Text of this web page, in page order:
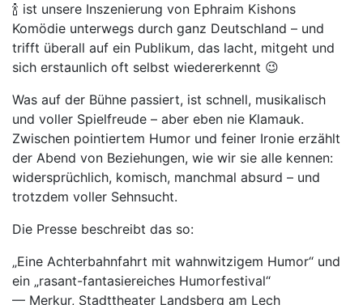
🍾 ist unsere Inszenierung von Ephraim Kishons
Komödie unterwegs durch ganz Deutschland – und
trifft überall auf ein Publikum, das lacht, mitgeht und
sich erstaunlich oft selbst wiedererkennt 😉
Was auf der Bühne passiert, ist schnell, musikalisch
und voller Spielfreude – aber eben nie Klamauk.
Zwischen pointiertem Humor und feiner Ironie erzählt
der Abend von Beziehungen, wie wir sie alle kennen:
widersprüchlich, komisch, manchmal absurd – und
trotzdem voller Sehnsucht.
Die Presse beschreibt das so:
„Eine Achterbahnfahrt mit wahnwitzigem Humor“ und
ein „rasant-fantasiereiches Humorfestival“
— Merkur, Stadttheater Landsberg am Lech